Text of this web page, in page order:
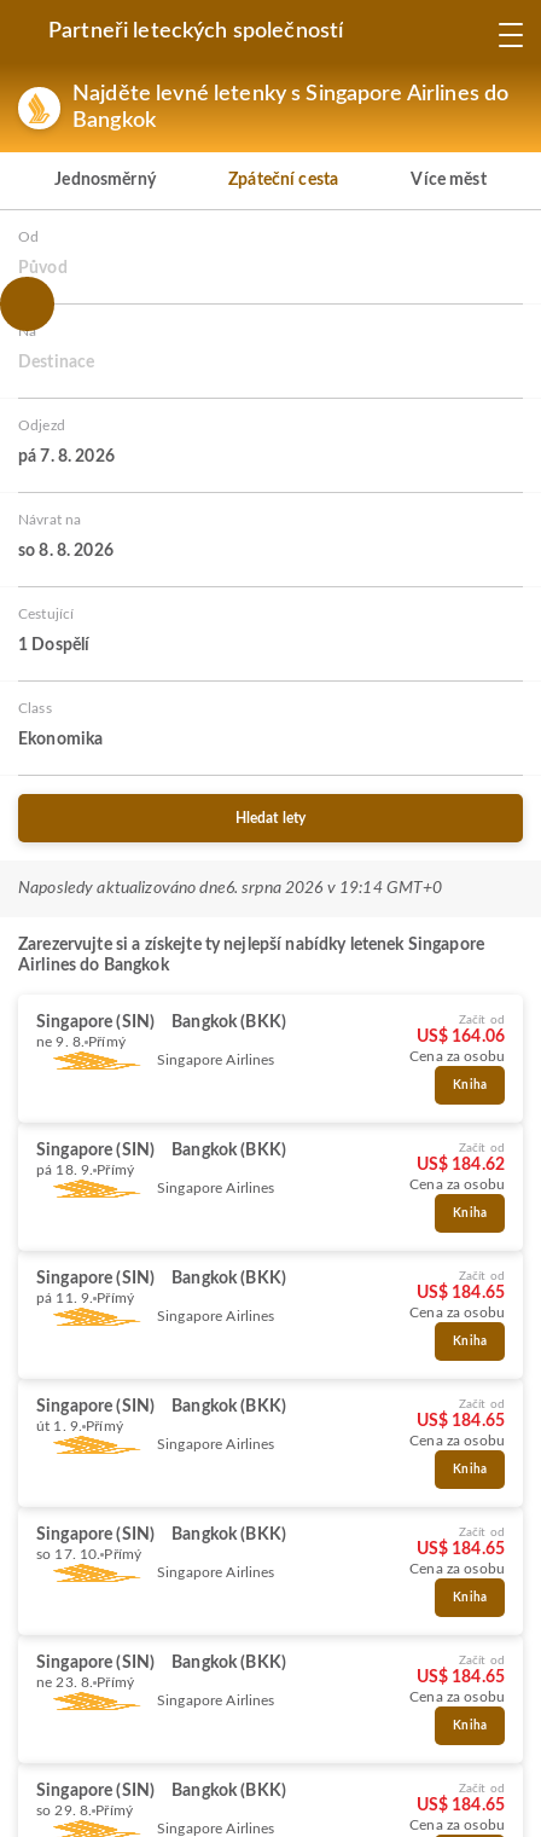
Partneři leteckých společností
Najděte levné letenky s Singapore Airlines do
Bangkok
Jednosměrný Zpáteční cesta Více měst
Od
Původ
Na
Destinace
Odjezd
pá 7. 8. 2026
Návrat na
so 8. 8. 2026
Cestující
1 Dospělí
Class
Ekonomika
Hledat lety
Naposledy aktualizováno dne6. srpna 2026 v 19:14 GMT+0
Zarezervujte si a získejte ty nejlepší nabídky letenek Singapore
Airlines do Bangkok
Singapore (SIN) Bangkok (BKK)
ne 9. 8. Přímý
Singapore Airlines
Začít od
US$ 164.06
Cena za osobu
Kniha
Singapore (SIN) Bangkok (BKK)
pá 18. 9. Přímý
Singapore Airlines
Začít od
US$ 184.62
Cena za osobu
Kniha
Singapore (SIN) Bangkok (BKK)
pá 11. 9. Přímý
Singapore Airlines
Začít od
US$ 184.65
Cena za osobu
Kniha
Singapore (SIN) Bangkok (BKK)
út 1. 9. Přímý
Singapore Airlines
Začít od
US$ 184.65
Cena za osobu
Kniha
Singapore (SIN) Bangkok (BKK)
so 17. 10. Přímý
Singapore Airlines
Začít od
US$ 184.65
Cena za osobu
Kniha
Singapore (SIN) Bangkok (BKK)
ne 23. 8. Přímý
Singapore Airlines
Začít od
US$ 184.65
Cena za osobu
Kniha
Singapore (SIN) Bangkok (BKK)
so 29. 8. Přímý
Singapore Airlines
Začít od
US$ 184.65
Cena za osobu